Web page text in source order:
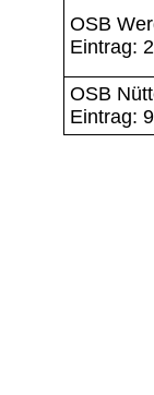
OSB
Eintrag:
OSB
Eintrag: